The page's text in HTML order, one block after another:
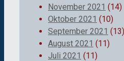
November 2021 (14)
Oktober 2021 (10)
September 2021 (13)
August 2021 (11)
Juli 2021 (11)